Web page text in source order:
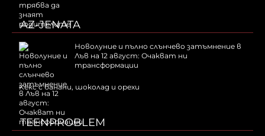
AZ-JENATA
Новолуние и пълно слънчево затъмнение в
Лъв на 12 август: Очакват ни
трансформации
Kекс с банани, шоколад и орехи
TEENPROBLEM